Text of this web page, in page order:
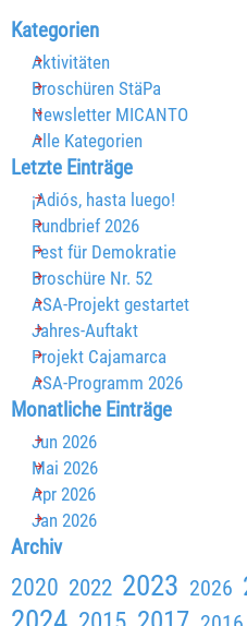
Block überspringen Kategorien
Kategorien
Aktivitäten
Broschüren StäPa
Newsletter MICANTO
Alle Kategorien
Block überspringen Letzte
Letzte Einträge
¡Adiós, hasta luego!
Rundbrief 2026
Fest für Demokratie
Broschüre Nr. 52
ASA-Projekt gestartet
Jahres-Auftakt
Projekt Cajamarca
ASA-Programm 2026
Block überspringen Monatliche
Monatliche Einträge
Jun 2026
Mai 2026
Apr 2026
Jan 2026
Block überspringen Archiv
Archiv
2020 2022 2023 2026